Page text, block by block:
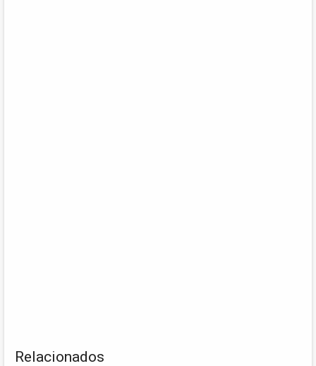
Relacionados